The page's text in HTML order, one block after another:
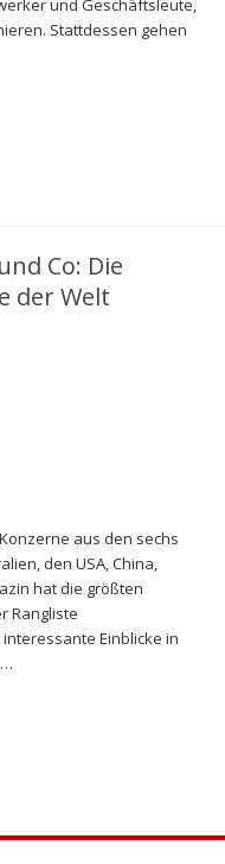
und Geschäftsleute,
Stattdessen gehen
Co: Die
der Welt
aus den sechs
den USA, China,
hat die größten
Rangliste
Einblicke in